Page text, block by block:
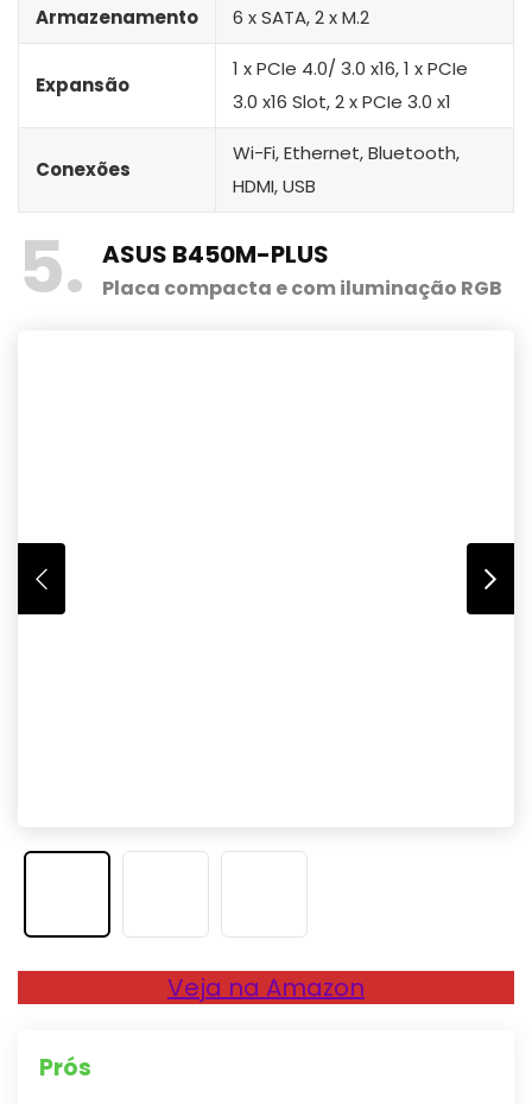
Armazenamento 6 x SATA, 2 x M.2
Expansão
1 x PCIe 4.0/ 3.0 x16, 1 x PCIe
3.0 x16 Slot, 2 x PCIe 3.0 x1
Conexões
Wi-Fi, Ethernet, Bluetooth,
HDMI, USB
5 ASUS B450M-PLUS
Placa compacta e com iluminação RGB
Veja na Amazon
Prós